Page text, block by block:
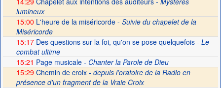
lumineux
15:00 L'heure de la miséricorde - Suivie du chapelet de la
Miséricorde
15:17Des questions sur la foi, qu'on se pose quelquefois- Le
combat ultime
15:21 Page musicale- Chanter la Parole de Dieu
15:29 Chemin de croix - depuis l'oratoire de la Radio en
présence d'un fragment de la Vraie Croix